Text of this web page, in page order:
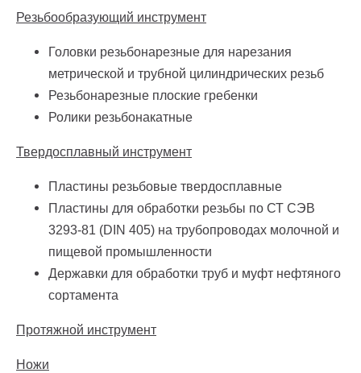
Резьбообразующий инструмент
Головки резьбонарезные для нарезания
метрической и трубной цилиндрических резьб
Резьбонарезные плоские гребенки
Ролики резьбонакатные
Твердосплавный инструмент
Пластины резьбовые твердосплавные
Пластины для обработки резьбы по СТ СЭВ
3293-81 (DIN 405) на трубопроводах молочной и
пищевой промышленности
Державки для обработки труб и муфт нефтяного
сортамента
Протяжной инструмент
Ножи